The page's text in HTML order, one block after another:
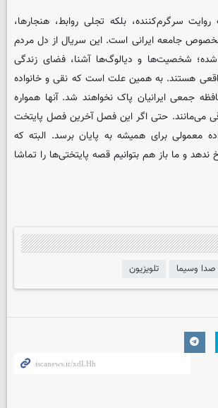
سرگرم‌کننده، بلکه تجلی روابط، هنجارها،
جامعه ایرانی است. این سریال از دل مردم
شخصیت‌ها و دیالوگ‌ها آشنا، فضای زندگی
هستند. به همین علت است که نقی و خانواده
جمعی ایرانیان پاک نخواهند شد. آنها همواره
می‌مانند. حتی اگر این فصل آخرین فصل پایتخت
معمولی برای همیشه به پایان برسد. البته که
ندهد و ما باز هم بتوانیم قصه پایتختی‌ها را تماشا
صدا وسیما تلویزیون